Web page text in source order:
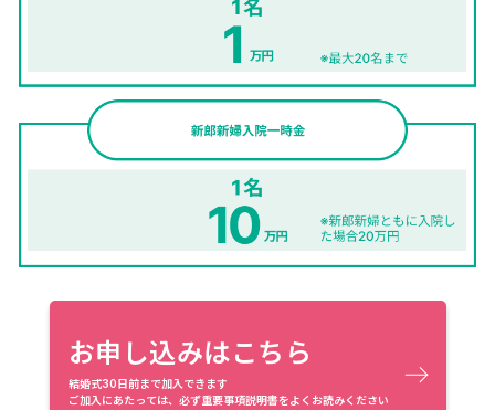
お申し込みはこちら
結婚式30日前まで加入できます
ご加入にあたっては、必ず重要事項説明書をよくお読みください